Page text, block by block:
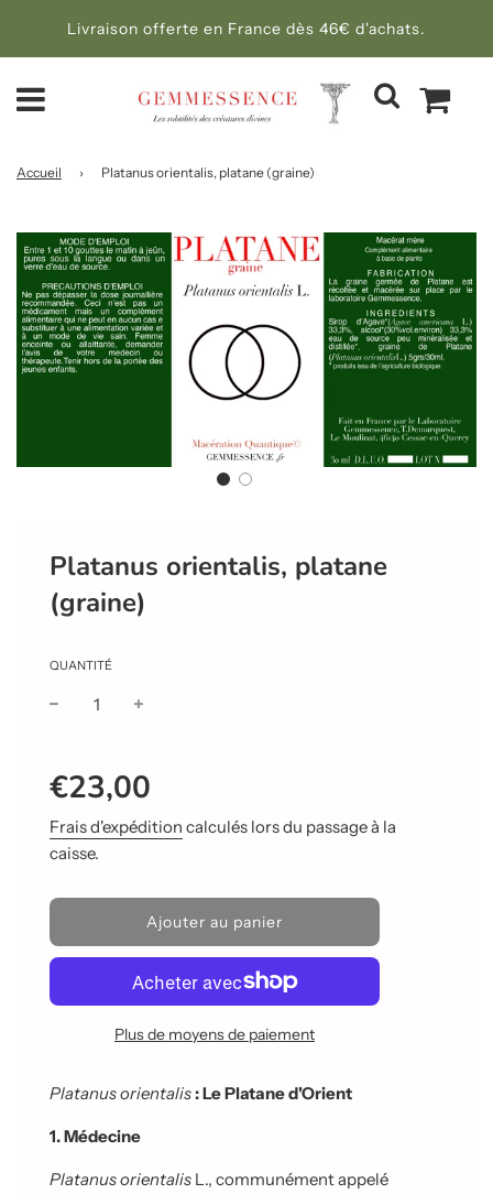
Livraison offerte en France dès 46€ d'achats.
Accueil › Platanus orientalis, platane (graine)
Platanus orientalis, platane
(graine)
QUANTITÉ
réduit
régulier
€23,00
Frais d'expédition calculés lors du passage à la
caisse.
C
a
r
g
e
m
n
Ajouter au panier
Plus de moyens de paiement
Platanus orientalis : Le Platane d'Orient
1. Médecine
Platanus orientalis L., communément appelé